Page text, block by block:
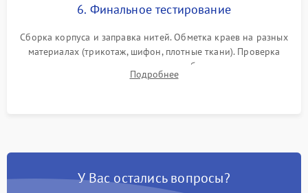
6. Финальное тестирование
Сборка корпуса и заправка нитей. Обметка краев на разных
материалах (трикотаж, шифон, плотные ткани). Проверка
ровности среза, эластичности шва, работы ролевого шва и
отсутствия стягивания или волнистости ткани.
Подробнее
У Вас остались вопросы?